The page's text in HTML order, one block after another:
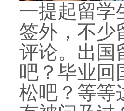
一提起留学
签外，不少
评论。出国
吧？毕业回
松吧？等等